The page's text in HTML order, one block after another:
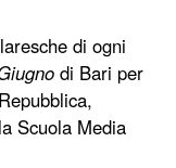
di ogni
di Bari per
Scuola Media